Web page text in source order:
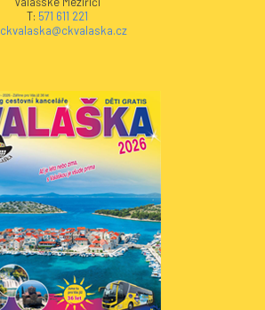
T: 571 611 221
ckvalaska@ckvalaska.cz